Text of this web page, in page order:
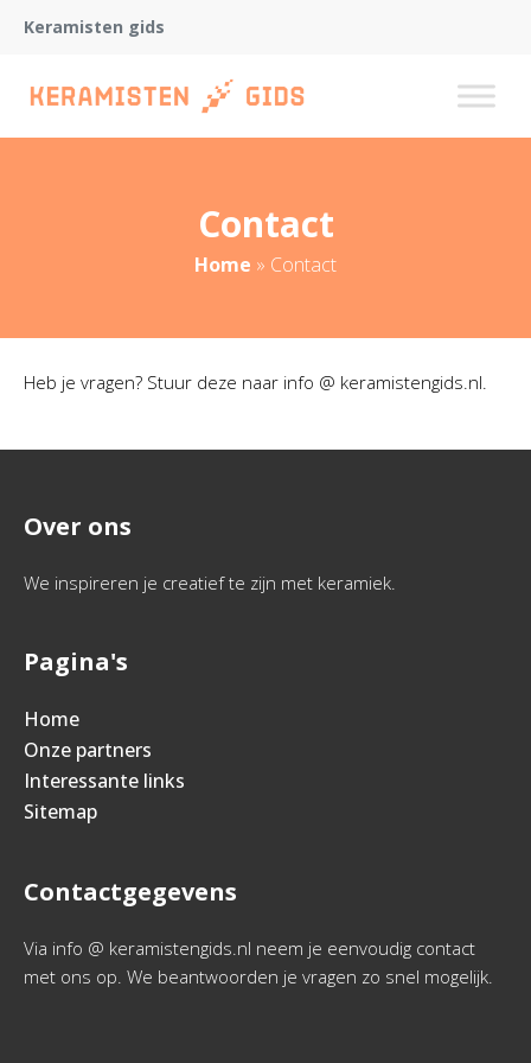
Keramisten gids
Contact
Home » Contact
Heb je vragen? Stuur deze naar info @ keramistengids.nl.
Over ons
We inspireren je creatief te zijn met keramiek.
Pagina's
Home
Onze partners
Interessante links
Sitemap
Contactgegevens
Via info @ keramistengids.nl neem je eenvoudig contact
met ons op. We beantwoorden je vragen zo snel mogelijk.